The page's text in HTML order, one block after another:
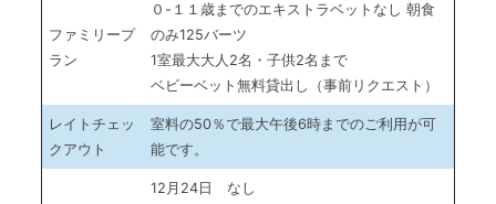
ファミリープ
ラン
０-１１歳までのエキストラベットなし 朝食
のみ125バーツ
1室最大大人2名・子供2名まで
ベビーベット無料貸出し（事前リクエスト）
レイトチェッ
クアウト
室料の50％で最大午後6時までのご利用が可
能です。
12月24日 なし